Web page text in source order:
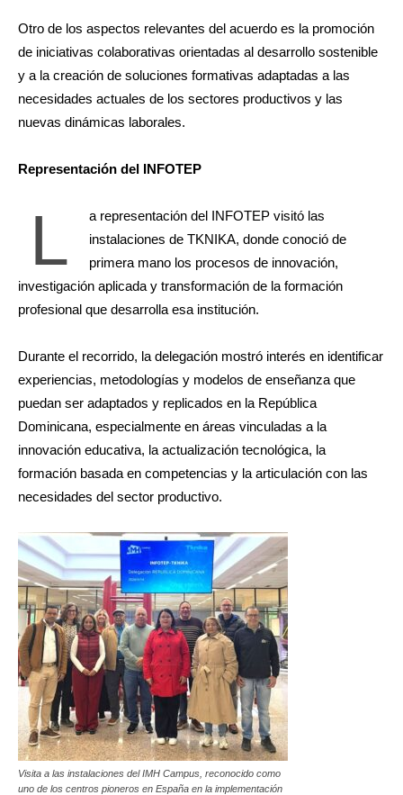
Otro de los aspectos relevantes del acuerdo es la promoción
de iniciativas colaborativas orientadas al desarrollo sostenible
y a la creación de soluciones formativas adaptadas a las
necesidades actuales de los sectores productivos y las
nuevas dinámicas laborales.
Representación del INFOTEP
L
a representación del INFOTEP visitó las
instalaciones de TKNIKA, donde conoció de
primera mano los procesos de innovación,
investigación aplicada y transformación de la formación
profesional que desarrolla esa institución.
Durante el recorrido, la delegación mostró interés en identificar
experiencias, metodologías y modelos de enseñanza que
puedan ser adaptados y replicados en la República
Dominicana, especialmente en áreas vinculadas a la
innovación educativa, la actualización tecnológica, la
formación basada en competencias y la articulación con las
necesidades del sector productivo.
Visita a las instalaciones del IMH Campus, reconocido como
uno de los centros pioneros en España en la implementación